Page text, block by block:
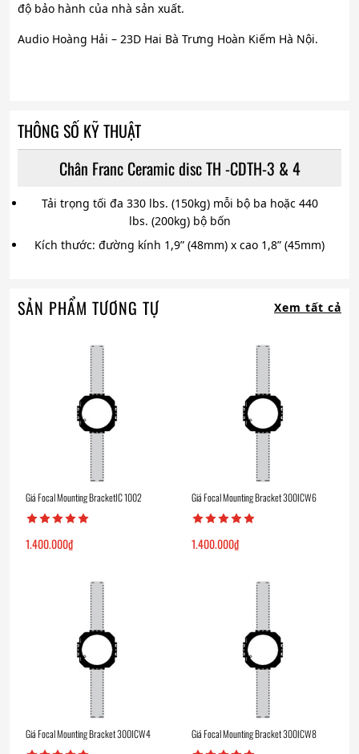
độ bảo hành của nhà sản xuất.
Audio Hoàng Hải – 23D Hai Bà Trưng Hoàn Kiếm Hà Nội.
THÔNG SỐ KỸ THUẬT
Chân Franc Ceramic disc TH -CDTH-3 & 4
Tải trọng tối đa 330 lbs. (150kg) mỗi bộ ba hoặc 440
lbs. (200kg) bộ bốn
Kích thước: đường kính 1,9” (48mm) x cao 1,8” (45mm)
SẢN PHẨM TƯƠNG TỰ Xem tất cả
Giá Focal Mounting BracketIC 1002
1.400.000₫
Giá Focal Mounting Bracket 300ICW6
1.400.000₫
Giá Focal Mounting Bracket 300ICW4 Giá Focal Mounting Bracket 300ICW8